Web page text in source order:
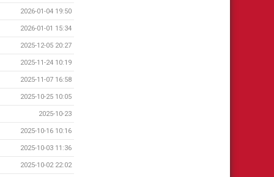
2026-01-04 19:50
2026-01-01 15:34
2025-12-05 20:27
2025-11-24 10:19
2025-11-07 16:58
2025-10-25 10:05
2025-10-23
2025-10-16 10:16
2025-10-03 11:36
2025-10-02 22:02